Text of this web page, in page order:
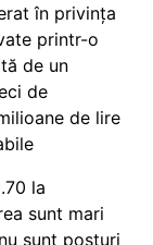
în privința
printr-o
de un
de
de lire
la
sunt mari
sunt posturi